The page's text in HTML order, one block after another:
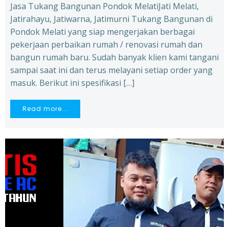
Jasa Tukang Bangunan Pondok MelatiJati Melati,
Jatirahayu, Jatiwarna, Jatimurni Tukang Bangunan di
Pondok Melati yang siap mengerjakan berbagai
pekerjaan perbaikan rumah / renovasi rumah dan
bangun rumah baru. Sudah banyak klien kami tangani
sampai saat ini dan terus melayani setiap order yang
masuk. Berikut ini spesifikasi […]
Read more...